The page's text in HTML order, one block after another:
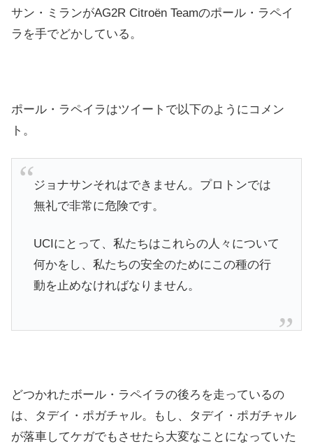
サン・ミランがAG2R Citroën Teamのポール・ラペイ
ラを手でどかしている。
ポール・ラペイラはツイートで以下のようにコメン
ト。
ジョナサンそれはできません。プロトンでは
無礼で非常に危険です。
UCIにとって、私たちはこれらの人々について
何かをし、私たちの安全のためにこの種の行
動を止めなければなりません。
どつかれたボール・ラペイラの後ろを走っているの
は、タデイ・ポガチャル。もし、タデイ・ポガチャル
が落車してケガでもさせたら大変なことになっていた